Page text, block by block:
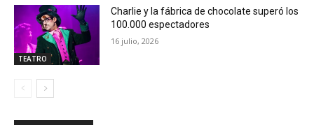
TEATRO
Charlie y la fábrica de chocolate superó los
100.000 espectadores
16 julio, 2026